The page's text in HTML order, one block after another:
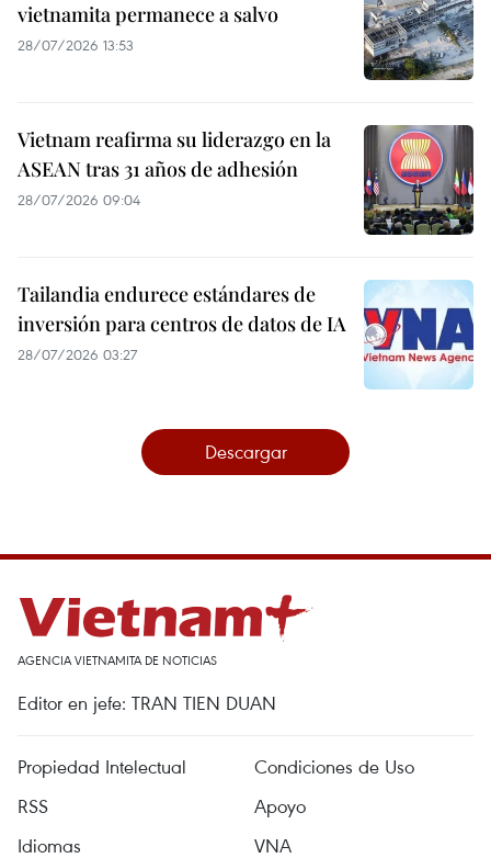
vietnamita permanece a salvo
28/07/2026 13:53
Vietnam reafirma su liderazgo en la
ASEAN tras 31 años de adhesión
28/07/2026 09:04
Tailandia endurece estándares de
inversión para centros de datos de IA
28/07/2026 03:27
Descargar
AGENCIA VIETNAMITA DE NOTICIAS
Editor en jefe: TRAN TIEN DUAN
Propiedad Intelectual
Condiciones de Uso
RSS
Apoyo
Idiomas
VNA